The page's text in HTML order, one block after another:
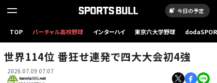
今日の予定
TOP バーチャル高校野球 インターハイ 東京六大学野球
世界114位 番狂せ連発で四大大会初4強
2026.07.09 07:07